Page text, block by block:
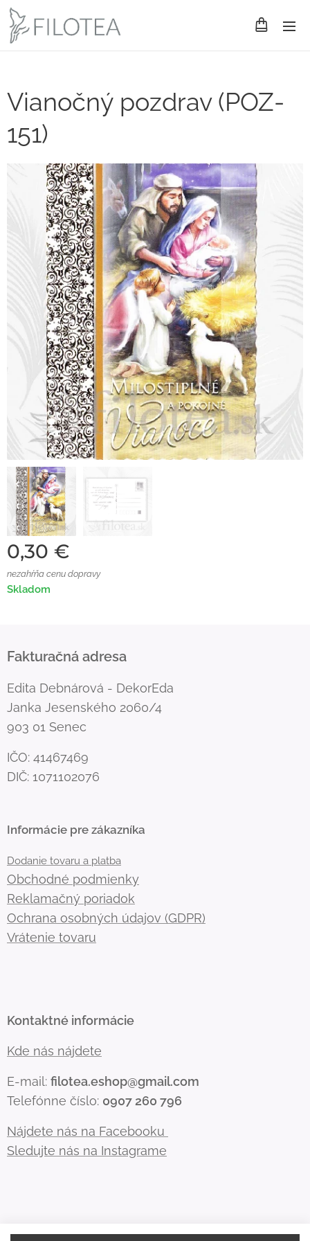
Vianočný pozdrav (POZ-
151)
0,30 €
nezahŕňa cenu dopravy
Skladom
Fakturačná adresa
Edita Debnárová - DekorEda
Janka Jesenského 2060/4
903 01 Senec
IČO: 41467469
DIČ: 1071102076
Informácie pre zákazníka
Dodanie tovaru a platba
Obchodné podmienky
Reklamačný poriadok
Ochrana osobných údajov (GDPR)
Vrátenie tovaru
Kontaktné informácie
Kde nás nájdete
E-mail: filotea.eshop@gmail.com
Telefónne číslo: 0907 260 796
Nájdete nás na Facebooku
Sledujte nás na Instagrame